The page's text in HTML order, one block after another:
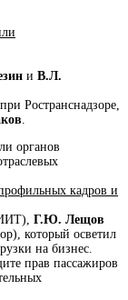
и В.Л.
Ространснадзоре,
органов
кадров и
Г.Ю. Лещов
который осветил
на бизнес.
прав пассажиров